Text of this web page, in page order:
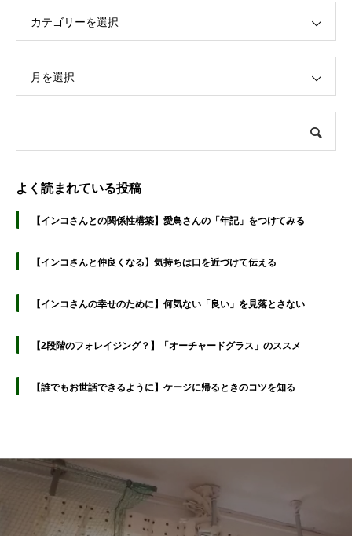
カテゴリーを選択
月を選択
よく読まれている投稿
【インコさんとの関係性構築】愛鳥さんの「年記」をつけてみる
【インコさんと仲良くなる】気持ちは口を近づけて伝える
【インコさんの幸せのために】何気ない「良い」を見落とさない
【2段階のフォレイジング？】「オーチャードグラス」のススメ
【誰でもお世話できるように】ケージに帰るときのコツを知る